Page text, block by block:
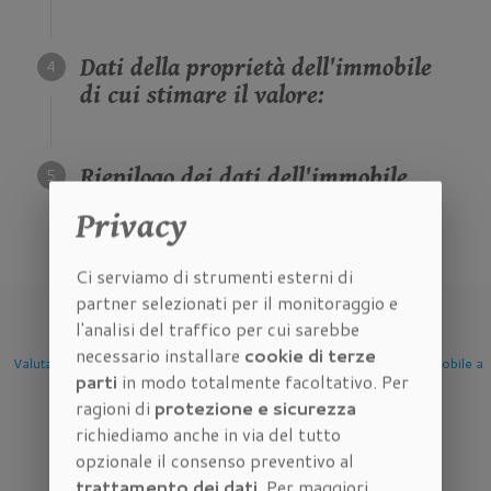
Dati della proprietà dell'immobile
di cui stimare il valore:
Riepilogo dei dati dell'immobile
di cui stimare il valore:
Valutazione Immobile a
Firenze
Valutazione Immobile a
Scandicci
Valutazione Immobile
Sesto Fiorentino
Privacy
Ci serviamo di strumenti esterni di
partner selezionati per il monitoraggio e
l'analisi del traffico per cui sarebbe
necessario installare cookie di terze
parti in modo totalmente facoltativo. Per
ragioni di protezione e sicurezza
richiediamo anche in via del tutto
opzionale il consenso preventivo al